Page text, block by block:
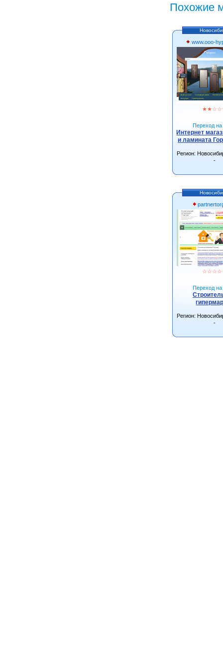
Похожие
www.ooo-
★★☆☆
Переход на
Интернет
и ламината
Регион:
-
☆☆☆☆
Переход на
Регион:
-